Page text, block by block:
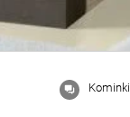
Kominki